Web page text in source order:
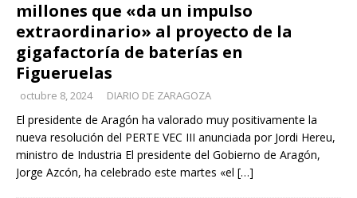
millones que «da un impulso
extraordinario» al proyecto de la
gigafactoría de baterías en
Figueruelas
octubre 8, 2024 DIARIO DE ZARAGOZA
El presidente de Aragón ha valorado muy positivamente la
nueva resolución del PERTE VEC III anunciada por Jordi Hereu,
ministro de Industria El presidente del Gobierno de Aragón,
Jorge Azcón, ha celebrado este martes «el […]